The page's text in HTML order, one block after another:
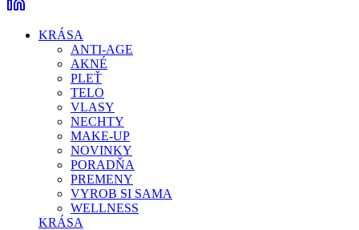
KRÁSA
ANTI-AGE
AKNÉ
PLEŤ
TELO
VLASY
NECHTY
MAKE-UP
NOVINKY
PORADŇA
PREMENY
VYROB SI SAMA
WELLNESS
KRÁSA